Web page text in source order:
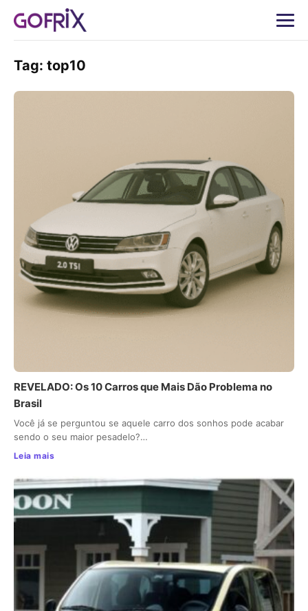
Tag: top10
REVELADO: Os 10 Carros que Mais Dão Problema no
Brasil
Você já se perguntou se aquele carro dos sonhos pode acabar
sendo o seu maior pesadelo?…
Leia mais